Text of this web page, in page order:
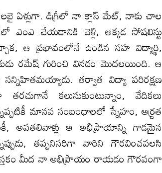
ఏళ్లుగా. డిగ్రీలో నా క్లాస్ మేట్, నాకు చాల
ఎంఎ చేయడానికి వెళ్లి, అక్కడ సోషలిస్టు
ఆ ప్రభావంలోనే ఉండిన సహ విద్యార్థి,
రమేష్ గురించి వినడం మొదలయింది. ఆ
సన్నిహితమయ్యాడు. తర్వాత విద్యా పరిరక్షణ
కలుసుకుంటున్నాం, వేదికలు
మానవ సంబంధాలలో స్నేహం, ఆర్ద్రత
అవతలివాళ్లు ఆ అభిప్రాయాన్ని గాడమైన
తప్పనిసరిగా వారిని గౌరవించవలసి
మీద నా అభిప్రాయం రాయడం గౌరవంగా